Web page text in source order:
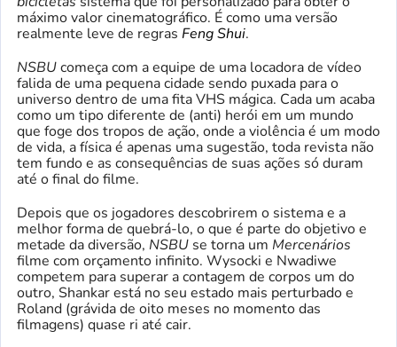
máximo valor cinematográfico. É como uma versão
realmente leve de regras Feng Shui.
NSBUcomeça com a equipe de uma locadora de vídeo
falida de uma pequena cidade sendo puxada para o
universo dentro de uma fita VHS mágica. Cada um acaba
como um tipo diferente de (anti) herói em um mundo
que foge dos tropos de ação, onde a violência é um modo
de vida, a física é apenas uma sugestão, toda revista não
tem fundo e as consequências de suas ações só duram
até o final do filme.
Depois que os jogadores descobrirem o sistema e a
melhor forma de quebrá-lo, o que é parte do objetivo e
metade da diversão, NSBU se torna um Mercenários
filme com orçamento infinito. Wysocki e Nwadiwe
competem para superar a contagem de corpos um do
outro, Shankar está no seu estado mais perturbado e
Roland (grávida de oito meses no momento das
filmagens) quase ri até cair.